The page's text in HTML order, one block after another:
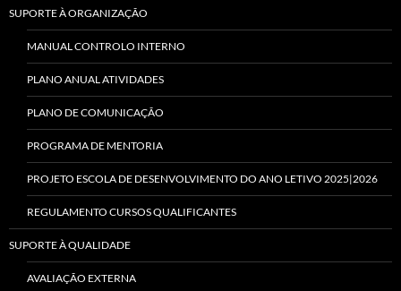
SUPORTE À ORGANIZAÇÃO
MANUAL CONTROLO INTERNO
PLANO ANUAL ATIVIDADES
PLANO DE COMUNICAÇÃO
PROGRAMA DE MENTORIA
PROJETO ESCOLA DE DESENVOLVIMENTO DO ANO LETIVO 2025|2026
REGULAMENTO CURSOS QUALIFICANTES
SUPORTE À QUALIDADE
AVALIAÇÃO EXTERNA